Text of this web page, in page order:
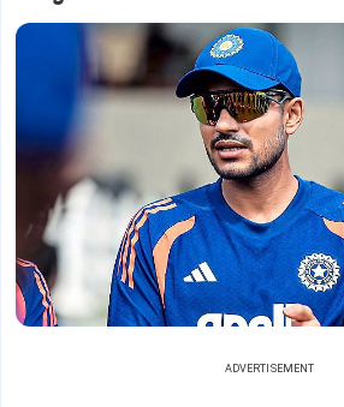
ADVERTISEMENT